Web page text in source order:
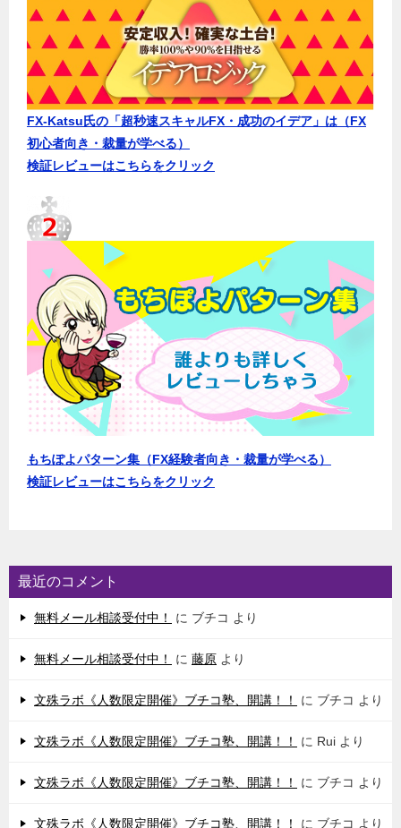
FX-Katsu氏の「超秒速スキャルFX・成功のイデア」は（FX
初心者向き・裁量が学べる）
検証レビューはこちらをクリック
もちぽよパターン集（FX経験者向き・裁量が学べる）
検証レビューはこちらをクリック
最近のコメント
無料メール相談受付中！ に ブチコ より
無料メール相談受付中！ に 藤原 より
文殊ラボ《人数限定開催》ブチコ塾、開講！！ に ブチコ より
文殊ラボ《人数限定開催》ブチコ塾、開講！！ に Rui より
文殊ラボ《人数限定開催》ブチコ塾、開講！！ に ブチコ より
文殊ラボ《人数限定開催》ブチコ塾、開講！！ に ブチコ より